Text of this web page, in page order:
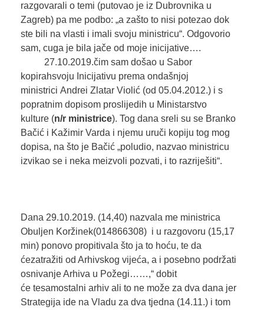
razgovarali o temi (putovao je iz Dubrovnika u
Zagreb) pa me podbo: „a zašto to nisi potezao dok
ste bili na vlasti i imali svoju ministricu“. Odgovorio
sam, cuga je bila jače od moje inicijative….
27.10.2019.čim sam došao u Sabor
kopirahsvoju Inicijativu prema ondašnjoj
ministrici Andrei Zlatar Violić (od 05.04.2012.) i s
popratnim dopisom proslijedih u Ministarstvo
kulture (n/r ministrice). Tog dana sreli su se Branko
Bačić i Kažimir Varda i njemu uruči kopiju tog mog
dopisa, na što je Bačić „poludio, nazvao ministricu
izvikao se i neka meizvoli pozvati, i to razriješiti“.
Dana 29.10.2019. (14,40) nazvala me ministrica
Obuljen Koržinek(014866308) i u razgovoru (15,17
min) ponovo propitivala što ja to hoću, te da
ćezatražiti od Arhivskog vijeća, a i posebno podržati
osnivanje Arhiva u Požegi……,“ dobit
će tesamostalni arhiv ali to ne može za dva dana jer
Strategija ide na Vladu za dva tjedna (14.11.) i tom